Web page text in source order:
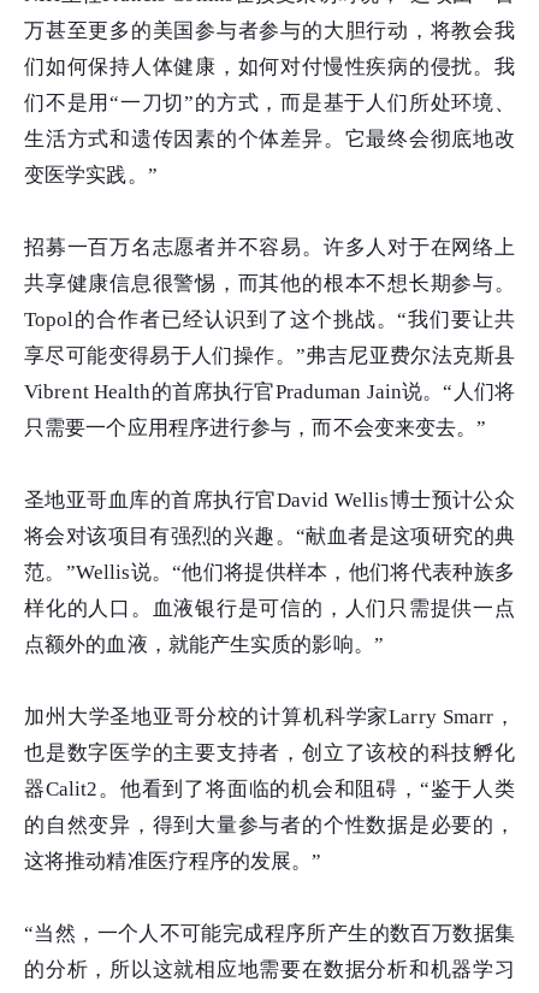
万甚至更多的美国参与者参与的大胆行动，将教会我
们如何保持人体健康，如何对付慢性疾病的侵扰。我
们不是用“一刀切”的方式，而是基于人们所处环境、
生活方式和遗传因素的个体差异。它最终会彻底地改
变医学实践。”
招募一百万名志愿者并不容易。许多人对于在网络上
共享健康信息很警惕，而其他的根本不想长期参与。
Topol的合作者已经认识到了这个挑战。“我们要让共
享尽可能变得易于人们操作。”弗吉尼亚费尔法克斯县
Vibrent Health的首席执行官Praduman Jain说。“人们将
只需要一个应用程序进行参与，而不会变来变去。”
圣地亚哥血库的首席执行官David Wellis博士预计公众
将会对该项目有强烈的兴趣。“献血者是这项研究的典
范。”Wellis说。“他们将提供样本，他们将代表种族多
样化的人口。血液银行是可信的，人们只需提供一点
点额外的血液，就能产生实质的影响。”
加州大学圣地亚哥分校的计算机科学家Larry Smarr ，
也是数字医学的主要支持者，创立了该校的科技孵化
器Calit2。他看到了将面临的机会和阻碍，“鉴于人类
的自然变异，得到大量参与者的个性数据是必要的，
这将推动精准医疗程序的发展。”
“当然，一个人不可能完成程序所产生的数百万数据集
的分析，所以这就相应地需要在数据分析和机器学习